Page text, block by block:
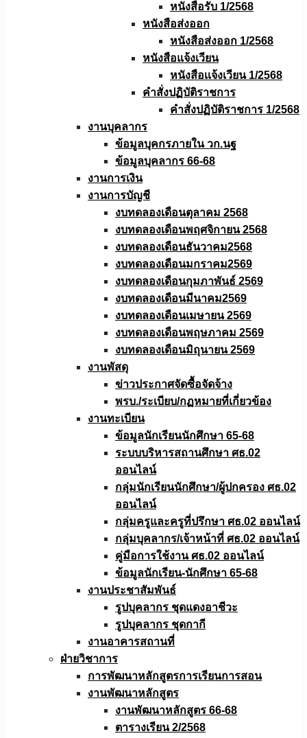
หนังสือรับ 1/2568
หนังสือส่งออก
หนังสือส่งออก 1/2568
หนังสือแจ้งเวียน
หนังสือเเจ้งเวียน 1/2568
คำสั่งปฏิบัติราชการ
คำสั่งปฏิบัติราชการ 1/2568
งานบุคลากร
ข้อมูลบุคกรภายใน วก.นฐ
ข้อมูลบุคลากร 66-68
งานการเงิน
งานการบัญชี
งบทดลองเดือนตุลาคม 2568
งบทดลองเดือนพฤศจิกายน 2568
งบทดลองเดือนธันวาคม2568
งบทดลองเดือนมกราคม2569
งบทดลองเดือนกุมภาพันธ์ 2569
งบทดลองเดือนมีนาคม2569
งบทดลองเดือนเมษายน 2569
งบทดลองเดือนพฤษภาคม 2569
งบทดลองเดือนมิถุนายน 2569
งานพัสดุ
ข่าวประกาศจัดซื้อจัดจ้าง
พรบ./ระเบียบ/กฏหมายที่เกี่ยวข้อง
งานทะเบียน
ข้อมูลนักเรียนนักศึกษา 65-68
ระบบบริหารสถานศึกษา ศธ.02
ออนไลน์
กลุ่มนักเรียนนักศึกษา/ผู้ปกครอง ศธ.02
ออนไลน์
กลุ่มครูและครูที่ปรึกษา ศธ.02 ออนไลน์
กลุ่มบุคลากร/เจ้าหน้าที่ ศธ.02 ออนไลน์
คู่มือการใช้งาน ศธ.02 ออนไลน์
ข้อมูลนักเรียน-นักศึกษา 65-68
งานประชาสัมพันธ์
รูปบุคลากร ชุดแดงอาชีวะ
รูปบุคลากร ชุดกากี
งานอาคารสถานที่
ฝ่ายวิชาการ
การพัฒนาหลักสูตรการเรียนการสอน
งานพัฒนาหลักสูตร
งานพัฒนาหลักสูตร 66-68
ตารางเรียน 2/2568